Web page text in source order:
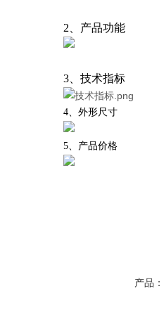
2、产品功能
3、技术指标
4、外形尺寸
5、产品价格
产品：